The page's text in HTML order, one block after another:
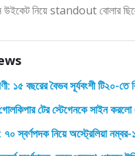
উইকেট নিয়ে standout বোলার
১৫ বছরের বৈভব সূর্যবংশী টি২০-
টের স্টেগেনকে সাইন
স্বর্ণপদক নিয়ে অস্ট্রেলিয়া নম্বর-